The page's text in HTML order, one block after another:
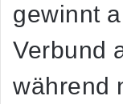
gewinnt
Verbund
während